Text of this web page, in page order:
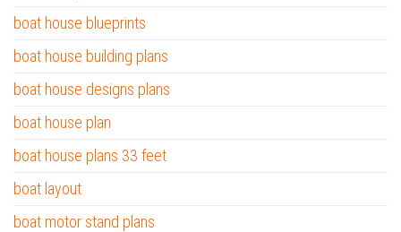
boat house blueprints
boat house building plans
boat house designs plans
boat house plan
boat house plans 33 feet
boat layout
boat motor stand plans